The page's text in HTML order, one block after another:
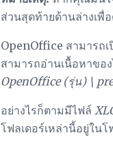
ส่วนสุดท้ายด้านล่างเพื่
OpenOffice สามารถ
สามารถอ่านเนื้อหาขอ
OpenOffice (รุ่น) \
อย่างไรก็ตามมีไฟล์
โฟลเดอร์เหล่านี้อยู่ในโ